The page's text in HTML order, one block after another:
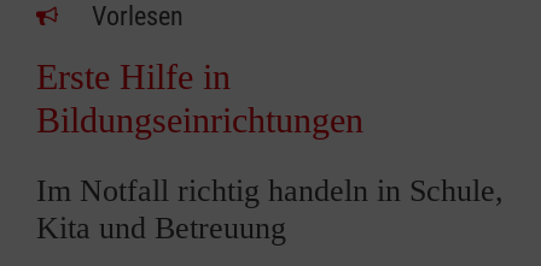
Vorlesen
Erste Hilfe in
Bildungseinrichtungen
Im Notfall richtig handeln in Schule,
Kita und Betreuung